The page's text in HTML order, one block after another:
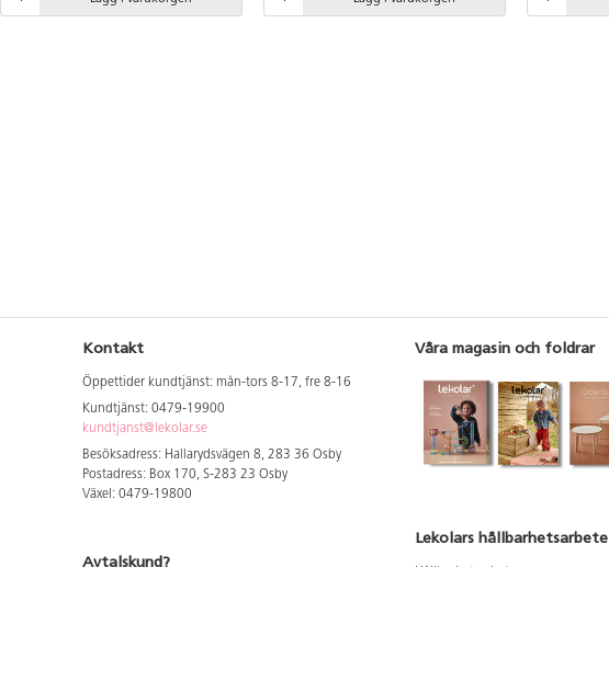
18 månader. PVC-fri.
utomhusbruk. ø 32 cm.
Från 3 år.
Kontakt
Öppettider kundtjänst: mån-tors 8-17, fre 8-16
Kundtjänst: 0479-19900
kundtjanst@lekolar.se
Besöksadress: Hallarydsvägen 8, 283 36 Osby
Postadress: Box 170, S-283 23 Osby
Växel: 0479-19800
Avtalskund?
Våra magasin och foldrar
Lekolars hållbarhetsarbete